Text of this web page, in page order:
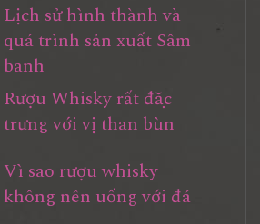
Lịch sử hình thành và
quá trình sản xuất Sâm
banh
Rượu Whisky rất đặc
trưng với vị than bùn
Vì sao rượu whisky
không nên uống với đá